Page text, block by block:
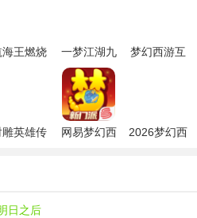
海王燃烧
一梦江湖九
游版渠道服
梦幻西游互
雕英雄传
网易梦幻西
2026梦幻西
日之后